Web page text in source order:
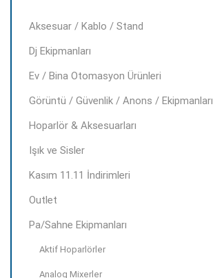
Aksesuar / Kablo / Stand
Dj Ekipmanları
Ev / Bina Otomasyon Ürünleri
Görüntü / Güvenlik / Anons / Ekipmanları
Hoparlör & Aksesuarları
Işık ve Sisler
Kasım 11.11 İndirimleri
Outlet
Pa/Sahne Ekipmanları
Aktif Hoparlörler
Analog Mixerler